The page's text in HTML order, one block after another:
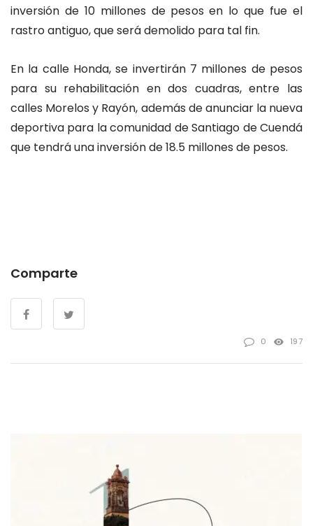
inversión de 10 millones de pesos en lo que fue el
rastro antiguo, que será demolido para tal fin.
En la calle Honda, se invertirán 7 millones de pesos
para su rehabilitación en dos cuadras, entre las
calles Morelos y Rayón, además de anunciar la nueva
deportiva para la comunidad de Santiago de Cuendá
que tendrá una inversión de 18.5 millones de pesos.
Comparte
0 197